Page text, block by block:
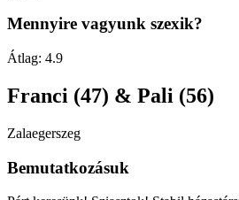
Mennyire vagyunk szexik?
Átlag: 4.9
Franci (47) & Pali (56)
Zalaegerszeg
Bemutatkozásuk